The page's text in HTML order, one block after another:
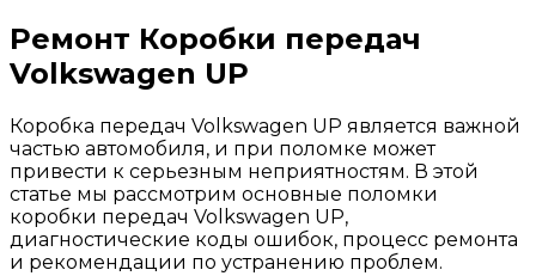
Ремонт Коробки передач
Volkswagen UP
Коробка передач Volkswagen UP является важной
частью автомобиля, и при поломке может
привести к серьезным неприятностям. В этой
статье мы рассмотрим основные поломки
коробки передач Volkswagen UP,
диагностические коды ошибок, процесс ремонта
и рекомендации по устранению проблем.